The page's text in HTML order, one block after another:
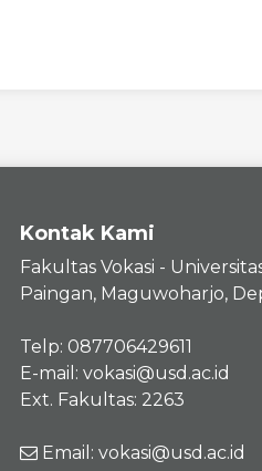
Kontak Kami
Fakultas Vokasi -
Paingan, Maguwoharjo,
Telp: 087706429611
E-mail: vokasi@usd.ac.id
Ext. Fakultas: 2263
Email: vokasi@usd.ac.id